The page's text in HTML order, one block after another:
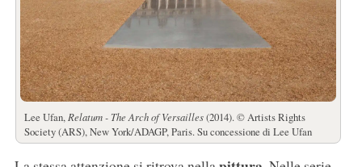
Lee Ufan, Relatum - The Arch of Versailles(2014). © Artists Rights
Society (ARS), New York/ADAGP, Paris. Su concessione di Lee Ufan